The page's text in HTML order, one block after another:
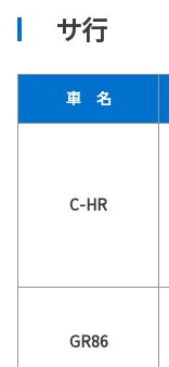
サ行
車 名
C-HR
GR86